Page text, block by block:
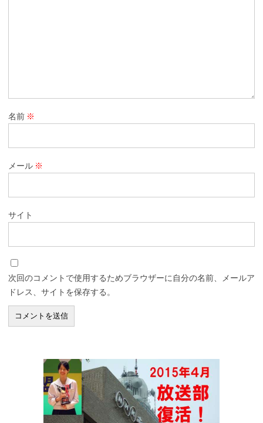
名前 ※
メール ※
サイト
次回のコメントで使用するためブラウザーに自分の名前、メールア
ドレス、サイトを保存する。